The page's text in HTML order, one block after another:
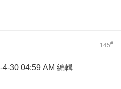
145#
30 04:59 AM 編輯